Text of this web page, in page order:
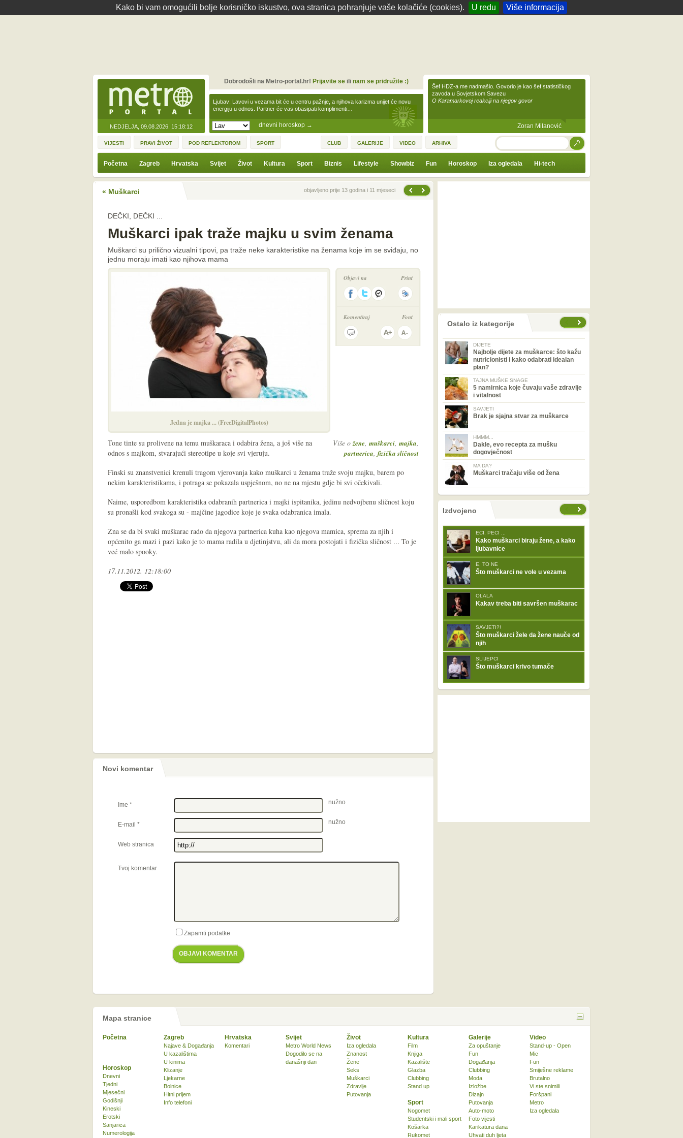
Kako bi vam omogućili bolje korisničko iskustvo, ova stranica pohranjuje vaše kolačiće (cookies). U redu Više informacija
NEDJELJA, 09.08.2026. 15:18:12 dnevni horoskop →
Ljubav: Lavovi u vezama bit će u centru pažnje, a njihova karizma unijet će novu
energiju u odnos. Partner će vas obasipati komplimenti…
Dobrodošli na Metro-portal.hr! Prijavite seili nam se pridružite :)
Šef HDZ-a me nadmašio. Govorio je kao šef statističkog
zavoda u Sovjetskom Savezu
O Karamarkovoj reakciji na njegov govor
Zoran Milanović
VIJESTI PRAVI ŽIVOT POD REFLEKTOROM SPORT CLUB GALERIJE VIDEO ARHIVA TRAŽI
Početna Zagreb Hrvatska Svijet Život Kultura Sport Biznis Lifestyle Showbiz Fun Horoskop Iza ogledala Hi-tech
« Muškarci Prethodna vijestobjavljeno prije 13 godina i 11 mjeseci
DEČKI, DEČKI ...
Muškarci ipak traže majku u svim ženama
Muškarci su prilično vizualni tipovi, pa traže neke karakteristike na ženama koje im se sviđaju, no
jednu moraju imati kao njihova mama
Jedna je majka ... (FreeDigitalPhotos)
Objavi na Print
Komentiraj Font
Više ožene, muškarci, majka,
partnerica, fizička sličnost
Tone tinte su prolivene na temu muškaraca i odabira žena, a još više na
odnos s majkom, stvarajući stereotipe u koje svi vjeruju.
Finski su znanstvenici krenuli tragom vjerovanja kako muškarci u ženama traže svoju majku, barem po
nekim karakteristikama, i potraga se pokazala uspješnom, no ne na mjestu gdje bi svi očekivali.
Naime, usporedbom karakteristika odabranih partnerica i majki ispitanika, jedinu nedvojbenu sličnost koju
su pronašli kod svakoga su - majčine jagodice koje je svaka odabranica imala.
Zna se da bi svaki muškarac rado da njegova partnerica kuha kao njegova mamica, sprema za njih i
općenito ga mazi i pazi kako je to mama radila u djetinjstvu, ali da mora postojati i fizička sličnost ... To je
već malo spooky.
17.11.2012. 12:18:00
Novi komentar
Ime * nužno
E-mail * nužno
Web stranica
Tvoj komentar
Zapamti podatke
OBJAVI KOMENTAR
prethodno Ostalo iz kategorije
DIJETE
Najbolje dijete za muškarce: što kažu
nutricionisti i kako odabrati idealan
plan?
TAJNA MUŠKE SNAGE
5 namirnica koje čuvaju vaše zdravlje
i vitalnost
SAVJETI
Brak je sjajna stvar za muškarce
HMMM...
Dakle, evo recepta za mušku
dogovječnost
MA DA?
Muškarci tračaju više od žena
nema prethodne stranice
sljedećeIzdvojeno
ECI, PECI ...
Kako muškarci biraju žene, a kako
ljubavnice
E, TO NE
Što muškarci ne vole u vezama
OLALA
Kakav treba biti savršen muškarac
SAVJETI?!
Što muškarci žele da žene nauče od
njih
SLIJEPCI
Što muškarci krivo tumače
Mapa stranice
Početna Zagreb
Najave & Događanja
U kazalištima
U kinima
Klizanje
Ljekarne
Bolnice
Hitni prijem
Info telefoni
Hrvatska
Komentari
Svijet
Metro World News
Dogodilo se na
današnji dan
Život
Iza ogledala
Znanost
Žene
Seks
Muškarci
Zdravlje
Putovanja
Kultura
Film
Knjiga
Kazalište
Glazba
Clubbing
Stand up
Sport
Nogomet
Studentski i mali sport
Košarka
Rukomet
Horoskop
Dnevni
Tjedni
Mjesečni
Godišnji
Kineski
Erotski
Sanjarica
Numerologija
Galerije
Za opuštanje
Fun
Događanja
Clubbing
Moda
Izložbe
Dizajn
Putovanja
Auto-moto
Foto vijesti
Karikatura dana
Uhvati duh ljeta
Video
Stand-up - Open
Mic
Fun
Smiješne reklame
Brutalno
Vi ste snimili
Foršpani
Metro
Iza ogledala